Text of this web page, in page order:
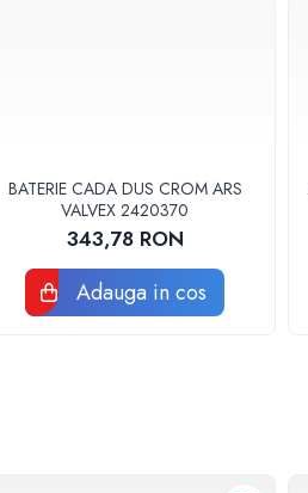
BATERIE CADA DUS CROM ARS
VALVEX 2420370
343,78 RON
Adauga in cos